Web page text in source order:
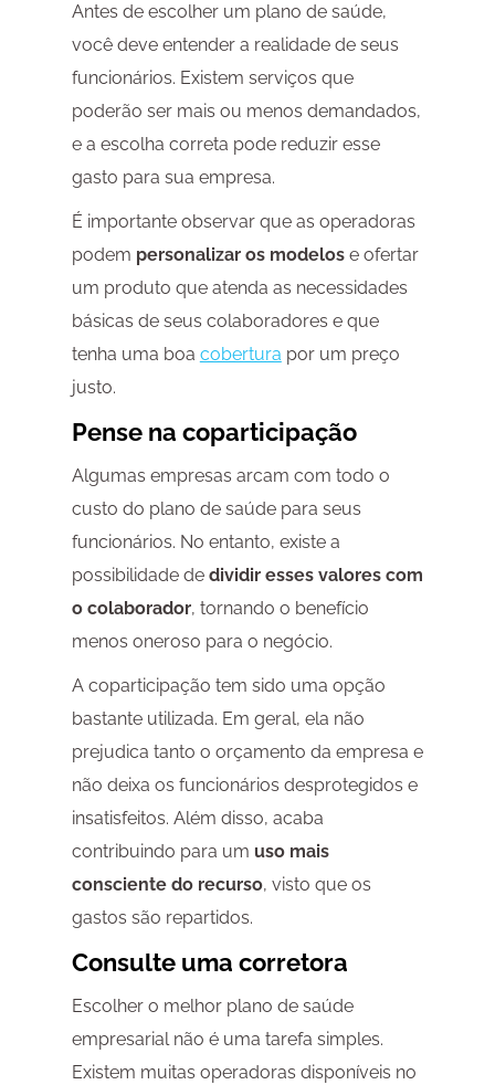
Antes de escolher um plano de saúde,
você deve entender a realidade de seus
funcionários. Existem serviços que
poderão ser mais ou menos demandados,
e a escolha correta pode reduzir esse
gasto para sua empresa.
É importante observar que as operadoras
podem personalizar os modelose ofertar
um produto que atenda as necessidades
básicas de seus colaboradores e que
tenha uma boa cobertura por um preço
justo.
Pense na coparticipação
Algumas empresas arcam com todo o
custo do plano de saúde para seus
funcionários. No entanto, existe a
possibilidade dedividir esses valores com
o colaborador, tornando o benefício
menos oneroso para o negócio.
A coparticipação tem sido uma opção
bastante utilizada. Em geral, ela não
prejudica tanto o orçamento da empresa e
não deixa os funcionários desprotegidos e
insatisfeitos. Além disso, acaba
contribuindo para um uso mais
consciente do recurso, visto que os
gastos são repartidos.
Consulte uma corretora
Escolher o melhor plano de saúde
empresarial não é uma tarefa simples.
Existem muitas operadoras disponíveis no